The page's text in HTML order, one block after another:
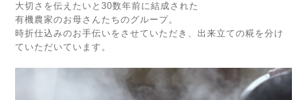
大切さを伝えたいと30数年前に結成された
有機農家のお母さんたちのグループ。
時折仕込みのお手伝いをさせていただき、出来立ての糀を分け
ていただいています。